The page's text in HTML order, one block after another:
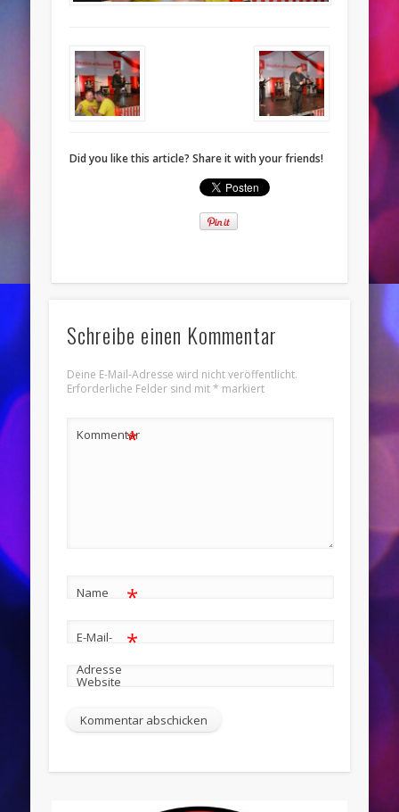
Did you like this article? Share it with your friends!
Schreibe einen Kommentar
Deine E-Mail-Adresse wird nicht veröffentlicht.
Erforderliche Felder sind mit* markiert
Kommentar
*
Name *
E-Mail-
Adresse
*
Website